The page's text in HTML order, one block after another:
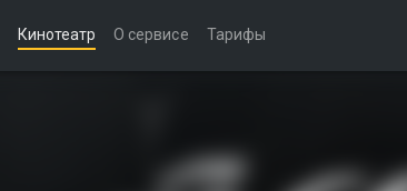
Кинотеатр О сервисе Тарифы